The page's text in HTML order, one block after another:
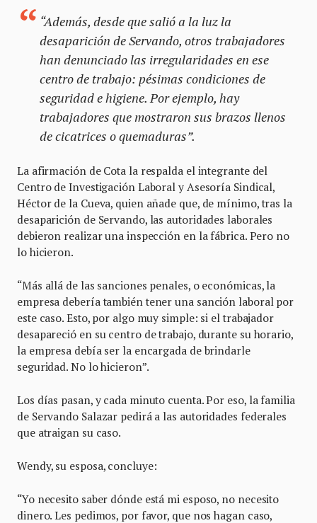
“Además, desde que salió a la luz la
desaparición de Servando, otros trabajadores
han denunciado las irregularidades en ese
centro de trabajo: pésimas condiciones de
seguridad e higiene. Por ejemplo, hay
trabajadores que mostraron sus brazos llenos
de cicatrices o quemaduras”.
La afirmación de Cota la respalda el integrante del
Centro de Investigación Laboral y Asesoría Sindical,
Héctor de la Cueva, quien añade que, de mínimo, tras la
desaparición de Servando, las autoridades laborales
debieron realizar una inspección en la fábrica. Pero no
lo hicieron.
“Más allá de las sanciones penales, o económicas, la
empresa debería también tener una sanción laboral por
este caso. Esto, por algo muy simple: si el trabajador
desapareció en su centro de trabajo, durante su horario,
la empresa debía ser la encargada de brindarle
seguridad. No lo hicieron”.
Los días pasan, y cada minuto cuenta. Por eso, la familia
de Servando Salazar pedirá a las autoridades federales
que atraigan su caso.
Wendy, su esposa, concluye:
“Yo necesito saber dónde está mi esposo, no necesito
dinero. Les pedimos, por favor, que nos hagan caso,